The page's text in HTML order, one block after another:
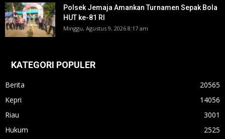
Polsek Jemaja Amankan Turnamen Sepak Bola
HUT ke-81 RI ‎
Minggu, Agustus 9, 2026 8:17 am
KATEGORI POPULER
Berita
20565
Kepri
14056
Riau
3001
Hukum
2525